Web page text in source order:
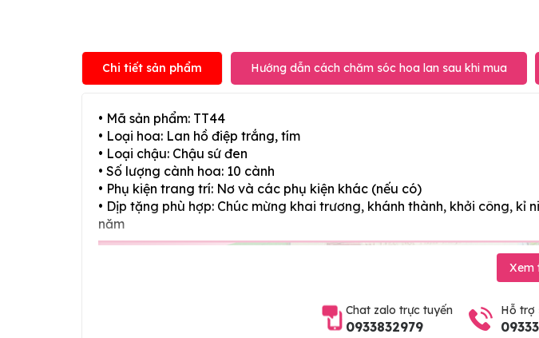
Chi tiết sản phẩm Hướng dẫn cách chăm sóc hoa lan sau khi mua
• Mã sản phẩm: TT44
• Loại hoa: Lan hồ điệp trắng, tím
• Loại chậu: Chậu sứ đen
• Số lượng cành hoa: 10 cành
• Phụ kiện trang trí: Nơ và các phụ kiện khác (nếu có)
• Dịp tặng phù hợp: Chúc mừng khai trương, khánh thành, khởi công,
năm
Xem
Chat zalo trực tuyến
0933832979
Hỗ trợ